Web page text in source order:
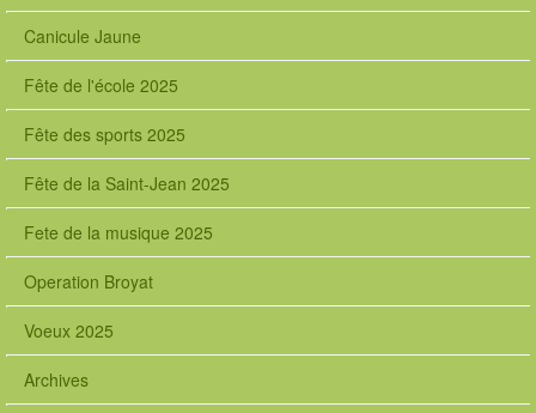
Canicule Jaune
Fête de l'école 2025
Fête des sports 2025
Fête de la Saint-Jean 2025
Fete de la musique 2025
Operation Broyat
Voeux 2025
Archives